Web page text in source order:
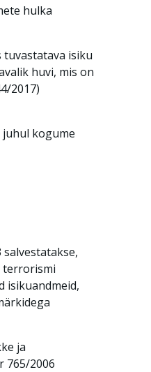
hulka
isiku
huvi, mis on
2017)
kogume
terrorismi
isikuandmeid,
ja
765/2006